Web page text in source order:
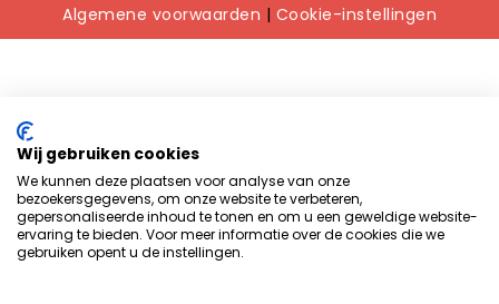
Algemene voorwaarden | Cookie-instellingen
Wij gebruiken cookies
We kunnen deze plaatsen voor analyse van onze
bezoekersgegevens, om onze website te verbeteren,
gepersonaliseerde inhoud te tonen en om u een geweldige website-
ervaring te bieden. Voor meer informatie over de cookies die we
gebruiken opent u de instellingen.